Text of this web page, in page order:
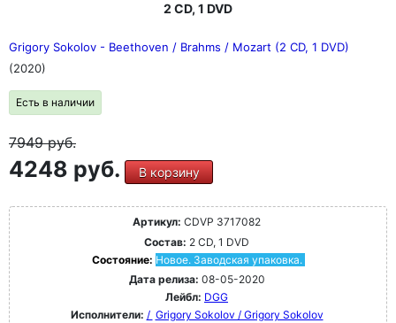
2 CD, 1 DVD
Grigory Sokolov - Beethoven / Brahms / Mozart (2 CD, 1 DVD)
(2020)
Есть в наличии
7949руб.
4248 руб. В корзину
Артикул: CDVP 3717082
Состав: 2 CD, 1 DVD
Состояние: Новое. Заводская упаковка.
Дата релиза: 08-05-2020
Лейбл: DGG
Исполнители: / Grigory Sokolov / Grigory Sokolov